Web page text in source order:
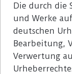
Die durch die
und Werke
deutschen
Bearbeitung,
Verwertung